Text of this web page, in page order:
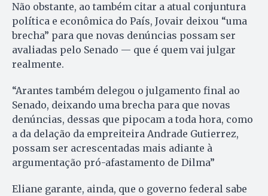
Não obstante, ao também citar a atual conjuntura
política e econômica do País, Jovair deixou “uma
brecha” para que novas denúncias possam ser
avaliadas pelo Senado — que é quem vai julgar
realmente.
“Arantes também delegou o julgamento final ao
Senado, deixando uma brecha para que novas
denúncias, dessas que pipocam a toda hora, como
a da delação da empreiteira Andrade Gutierrez,
possam ser acrescentadas mais adiante à
argumentação pró­-afastamento de Dilma”
Eliane garante, ainda, que o governo federal sabe